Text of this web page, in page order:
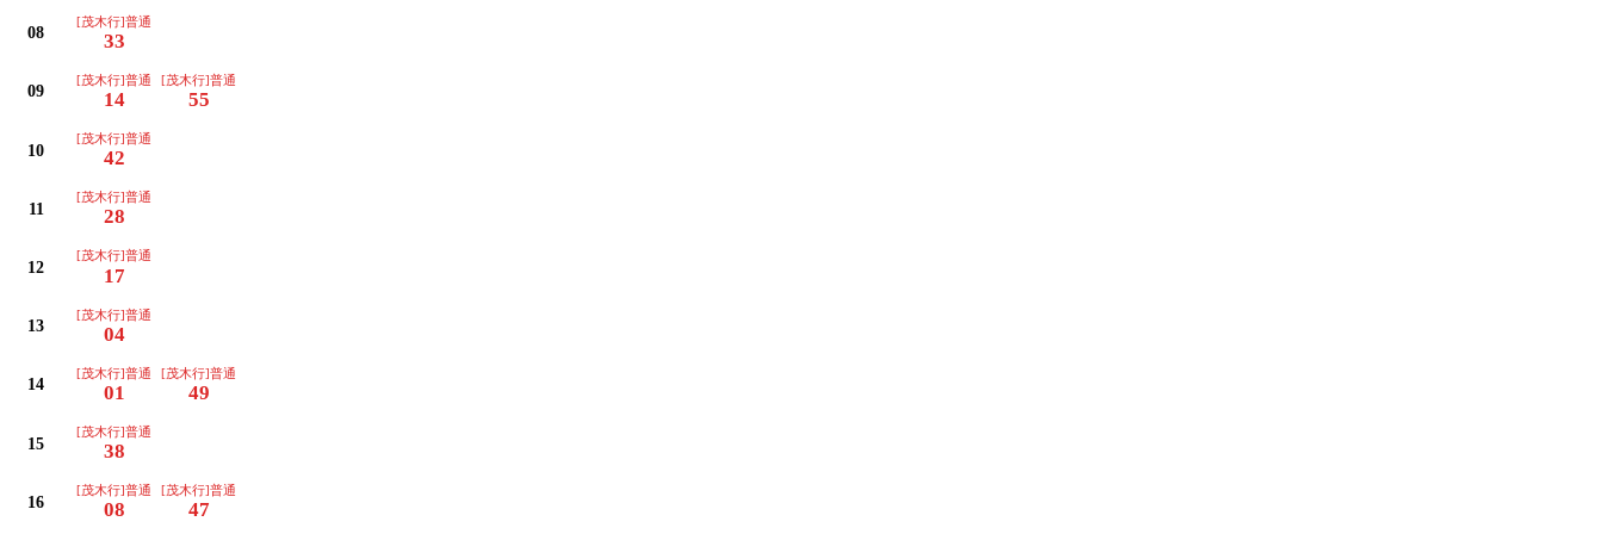
08
[茂木行]普通
33
09
[茂木行]普通
14
[茂木行]普通
55
10
[茂木行]普通
42
11
[茂木行]普通
28
12
[茂木行]普通
17
13
[茂木行]普通
04
14
[茂木行]普通
01
[茂木行]普通
49
15
[茂木行]普通
38
16
[茂木行]普通
08
[茂木行]普通
47